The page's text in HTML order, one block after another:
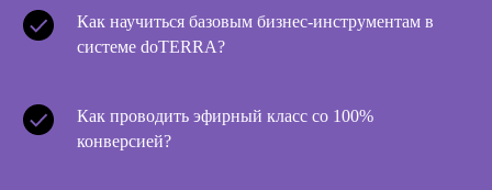
Как научиться базовым бизнес-инструментам в
системе doTERRA?
Как проводить эфирный класс со 100%
конверсией?